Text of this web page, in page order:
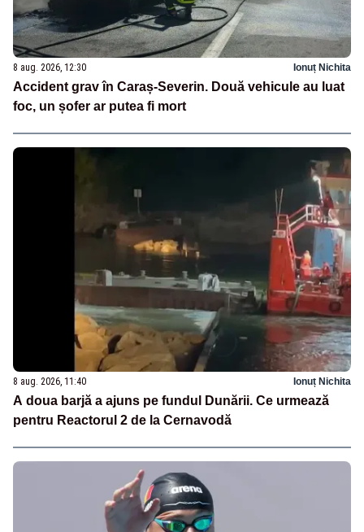
8 aug. 2026, 12:30 Ionuț Nichita
Accident grav în Caraș-Severin. Două vehicule au luat
foc, un șofer ar putea fi mort
8 aug. 2026, 11:40 Ionuț Nichita
A doua barjă a ajuns pe fundul Dunării. Ce urmează
pentru Reactorul 2 de la Cernavodă